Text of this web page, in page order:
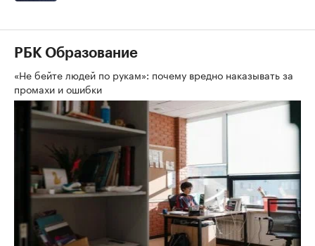
РБК Образование
«Не бейте людей по рукам»: почему вредно наказывать за
промахи и ошибки